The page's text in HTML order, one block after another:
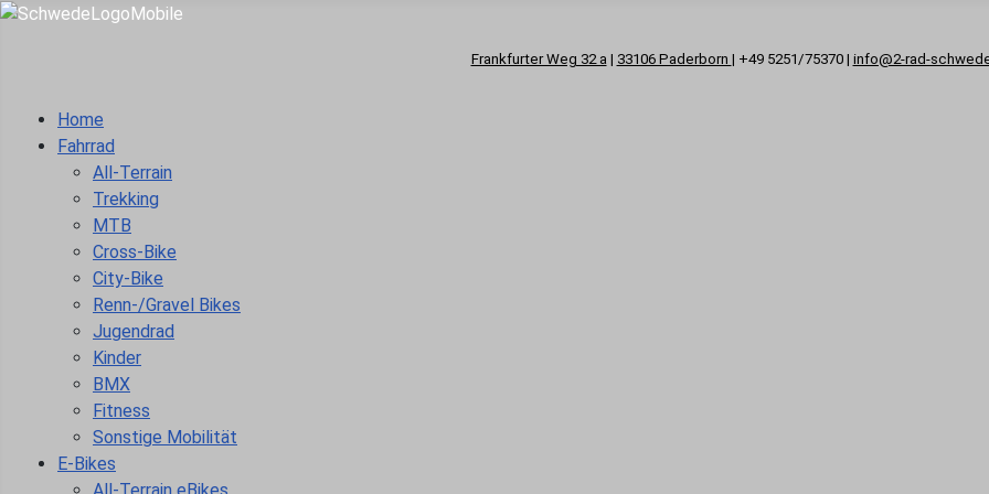
Frankfurter Weg 32 a | 33106 Paderborn | +49 5251/75370 | info@2-rad-
Home
Fahrrad
All-Terrain
Trekking
MTB
Cross-Bike
City-Bike
Renn-/Gravel Bikes
Jugendrad
Kinder
BMX
Fitness
Sonstige Mobilität
E-Bikes